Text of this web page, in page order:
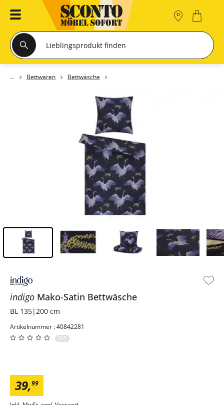
Bettwaren Bettwäsche
indigo Mako-Satin Bettwäsche
BL 135|200 cm
Artikelnummer : 40842281
0/5
39,99